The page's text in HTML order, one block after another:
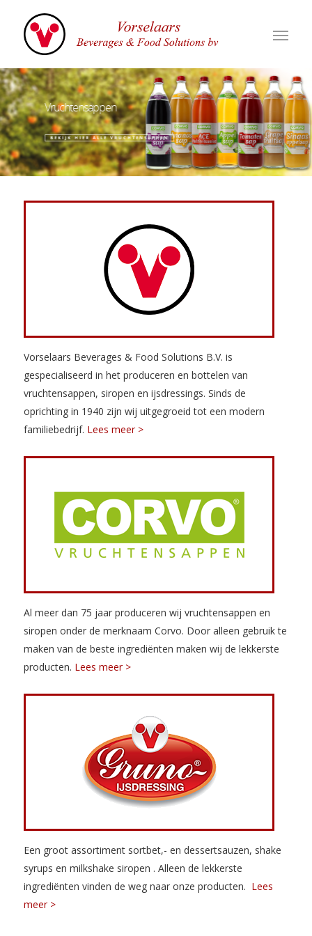
Vruchtensappen
BEKIJK HIER ALLE VRUCHTENSAPPEN
Vorselaars Beverages & Food Solutions B.V. is
gespecialiseerd in het produceren en bottelen van
vruchtensappen, siropen en ijsdressings. Sinds de
oprichting in 1940 zijn wij uitgegroeid tot een modern
familiebedrijf. Lees meer >
Al meer dan 75 jaar produceren wij vruchtensappen en
siropen onder de merknaam Corvo. Door alleen gebruik te
maken van de beste ingrediënten maken wij de lekkerste
producten. Lees meer >
Een groot assortiment sortbet,- en dessertsauzen, shake
syrups en milkshake siropen . Alleen de lekkerste
ingrediënten vinden de weg naar onze producten. Lees
meer >